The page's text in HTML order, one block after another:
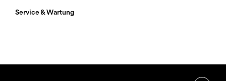
Service & Wartung